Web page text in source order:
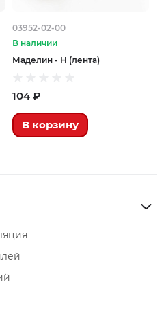
03952-02-00
В наличии
Маделин - Н (лента)
104 ₽
В корзину